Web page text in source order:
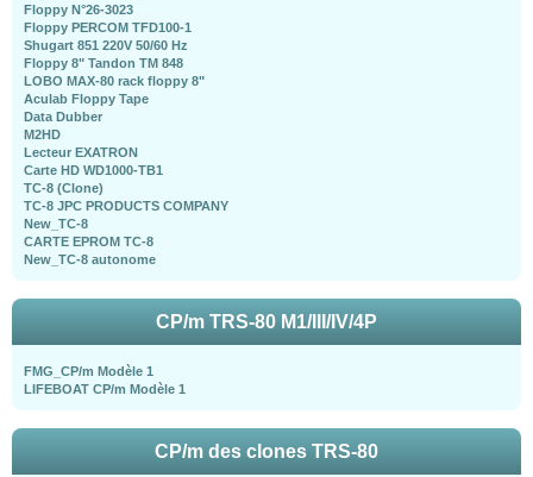
Floppy N°26-3023
Floppy PERCOM TFD100-1
Shugart 851 220V 50/60 Hz
Floppy 8" Tandon TM 848
LOBO MAX-80 rack floppy 8"
Aculab Floppy Tape
Data Dubber
M2HD
Lecteur EXATRON
Carte HD WD1000-TB1
TC-8 (Clone)
TC-8 JPC PRODUCTS COMPANY
New_TC-8
CARTE EPROM TC-8
New_TC-8 autonome
CP/m TRS-80 M1/III/IV/4P
FMG_CP/m Modèle 1
LIFEBOAT CP/m Modèle 1
CP/m des clones TRS-80